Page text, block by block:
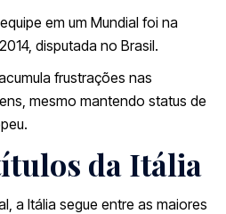
em um Mundial foi na
, disputada no Brasil.
frustrações nas
mesmo mantendo status de
da Itália
a Itália segue entre as maiores